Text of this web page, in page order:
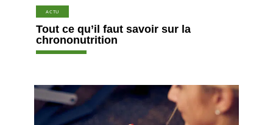
ACTU
Tout ce qu’il faut savoir sur la
chrononutrition